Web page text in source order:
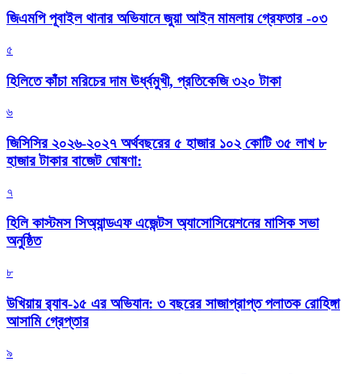
জিএমপি পূবাইল থানার অভিযানে জুয়া আইন মামলায় গ্রেফতার -০৩
৫
হিলিতে কাঁচা মরিচের দাম ঊর্ধ্বমুখী, প্রতিকেজি ৩২০ টাকা
৬
জিসিসির ২০২৬-২০২৭ অর্থবছরের ৫ হাজার ১০২ কোটি ৩৫ লাখ ৮
হাজার টাকার বাজেট ঘোষণা:
৭
হিলি কাস্টমস সিঅ্যান্ডএফ এজেন্টস অ্যাসোসিয়েশনের মাসিক সভা
অনুষ্ঠিত
৮
উখিয়ায় র‍্যাব-১৫ এর অভিযান: ৩ বছরের সাজাপ্রাপ্ত পলাতক রোহিঙ্গা
আসামি গ্রেপ্তার
৯